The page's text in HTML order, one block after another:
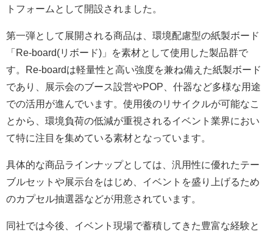
トフォームとして開設されました。
第一弾として展開される商品は、環境配慮型の紙製ボード
「Re-board(リボード)」を素材として使用した製品群で
す。Re-boardは軽量性と高い強度を兼ね備えた紙製ボード
であり、展示会のブース設営やPOP、什器など多様な用途
での活用が進んでいます。使用後のリサイクルが可能なこ
とから、環境負荷の低減が重視されるイベント業界におい
て特に注目を集めている素材となっています。
具体的な商品ラインナップとしては、汎用性に優れたテー
ブルセットや展示台をはじめ、イベントを盛り上げるため
のカプセル抽選器などが用意されています。
同社では今後、イベント現場で蓄積してきた豊富な経験と